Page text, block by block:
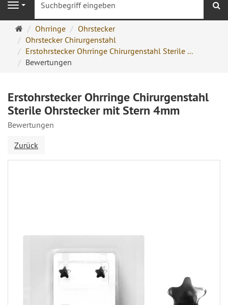
Navigation
Ohrringe
Ohrstecker
Onlineshop
Ohrringe
Ohrstecker
Ohrstecker Chirurgenstahl
Erstohrstecker Ohrringe Chirurgenstahl Sterile ...
Bewertungen
Erstohrstecker Ohrringe Chirurgenstahl
Sterile Ohrstecker mit Stern 4mm
Bewertungen
Zurück